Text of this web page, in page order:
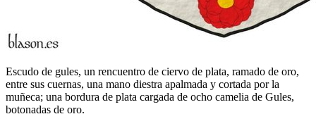
Escudo de gules, un rencuentro de ciervo de plata, ramado de oro,
entre sus cuernas, una mano diestra apalmada y cortada por la
muñeca; una bordura de plata cargada de ocho camelia de Gules,
botonadas de oro.